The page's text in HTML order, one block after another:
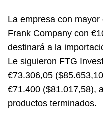
La empresa con
Frank Company con
destinará a la
Le siguieron FTG
€73.306,05
€71.400 ($81.017,58),
productos terminados.